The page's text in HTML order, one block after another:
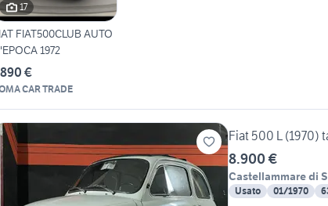
17
FIAT500CLUB AUTO
1972
€
CAR TRADE
Fiat 500 L (1970)
8.900 €
Castellammare di
Usato 01/1970